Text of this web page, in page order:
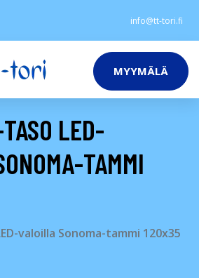
info@tt-tori.fi
MYYMÄLÄ
LED-
TAMMI
valoilla Sonoma-tammi 120x35